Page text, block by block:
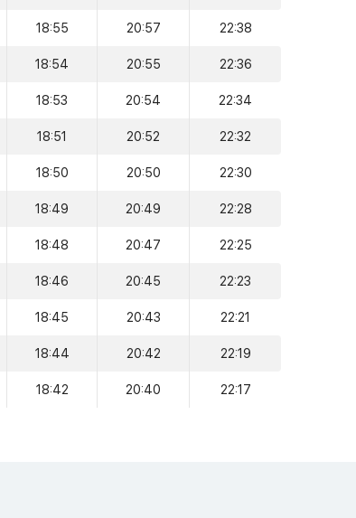
18:55 20:57 22:38
18:54 20:55 22:36
18:53 20:54 22:34
18:51 20:52 22:32
18:50 20:50 22:30
18:49 20:49 22:28
18:48 20:47 22:25
18:46 20:45 22:23
18:45 20:43 22:21
18:44 20:42 22:19
18:42 20:40 22:17